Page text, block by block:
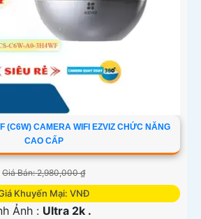
(C6W) CAMERA WIFI EZVIZ CHỨC NĂNG
CAO CẤP
Giá Bán: 2,980,000 ₫
Khuyến Mại: VNĐ
Ảnh : Ultra 2k .